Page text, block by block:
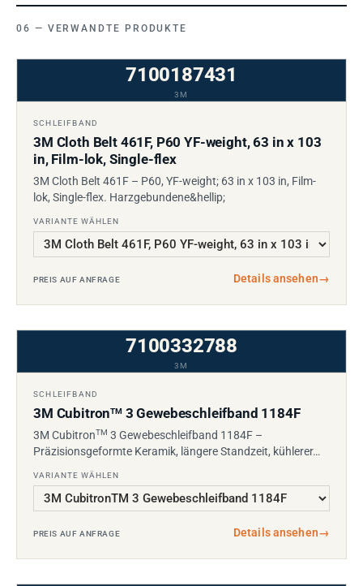
VERWANDTE PRODUKTE
7100187431
3M
SCHLEIFBAND
3M Cloth Belt 461F, P60 YF-weight, 63 in x 103
in, Film-lok, Single-flex
3M Cloth Belt 461F – P60, YF-weight; 63 in x 103 in, Film-
lok, Single-flex. Harzgebundene&hellip;
VARIANTE WÄHLEN
PREIS AUF ANFRAGE Details ansehen→
7100332788
3M
SCHLEIFBAND
3M CubitronTM3 Gewebeschleifband 1184F
3M CubitronTM 3 Gewebeschleifband 1184F –
Präzisionsgeformte Keramik, längere Standzeit, kühlerer…
VARIANTE WÄHLEN
PREIS AUF ANFRAGE Details ansehen→